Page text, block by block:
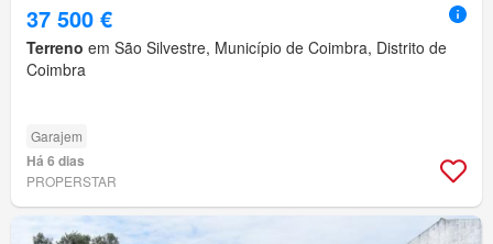
37 500 €
Terreno em São Silvestre, Município de Coimbra, Distrito de
Coimbra
Garajem
Há 6 dias
PROPERSTAR